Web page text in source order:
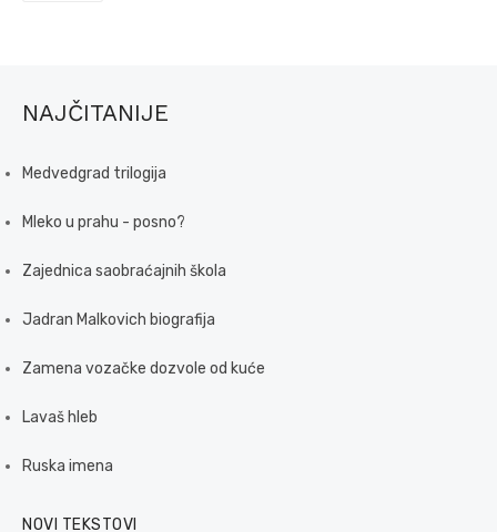
NAJČITANIJE
Medvedgrad trilogija
Mleko u prahu - posno?
Zajednica saobraćajnih škola
Jadran Malkovich biografija
Zamena vozačke dozvole od kuće
Lavaš hleb
Ruska imena
NOVI TEKSTOVI